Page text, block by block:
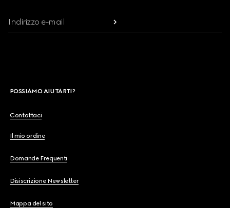
Indirizzo e-mail
POSSIAMO AIUTARTI?
Contattaci
Il mio ordine
Domande Frequenti
Disiscrizione Newsletter
Mappa del sito